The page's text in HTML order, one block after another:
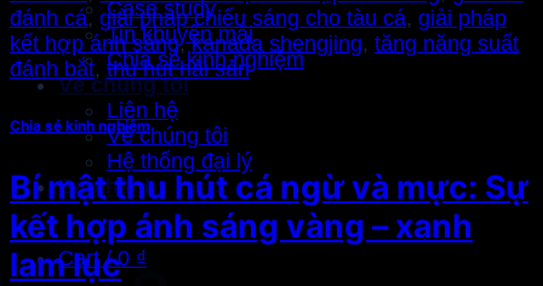
Case study
Tin khuyến mãi
Chia sẻ kinh nghiệm
Về chúng tôi
Liên hệ
Về chúng tôi
Hệ thống đại lý
Bảo hành
Cart /0 ₫
đánh cá, giải pháp chiếu sáng cho tàu cá, giải pháp
kết hợp ánh sáng,kanada shengjing, tăng năng suất
đánh bắt, thu hút hải sản
Chia sẻ kinh nghiệm
Bí mật thu hút cá ngừ và mực: Sự
kết hợp ánh sáng vàng – xanh
lam lục